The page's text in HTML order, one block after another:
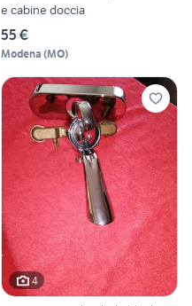
e cabine doccia
55 €
Modena (MO)
4